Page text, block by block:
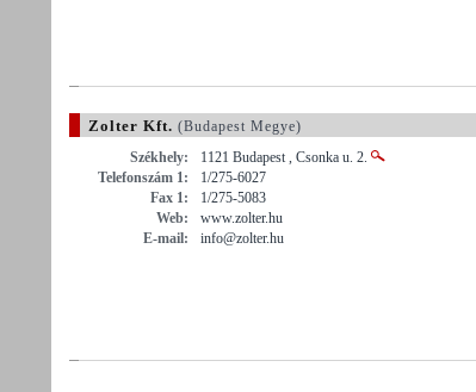
Zolter Kft. (Budapest Megye)
Székhely:
1121 Budapest , Csonka u. 2.
Telefonszám 1:
1/275-6027
Fax 1:
1/275-5083
Web:
www.zolter.hu
E-mail:
info@zolter.hu